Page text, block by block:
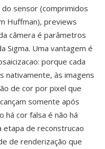
sensor (comprimidos
Huffman), previews
câmera é parâmetros
Sigma. Uma vantagem é
porque cada
nativamente, às imagens
de cor por pixel que
somente após
há cor falsa é não há
etapa de reconstrucao
de renderização que